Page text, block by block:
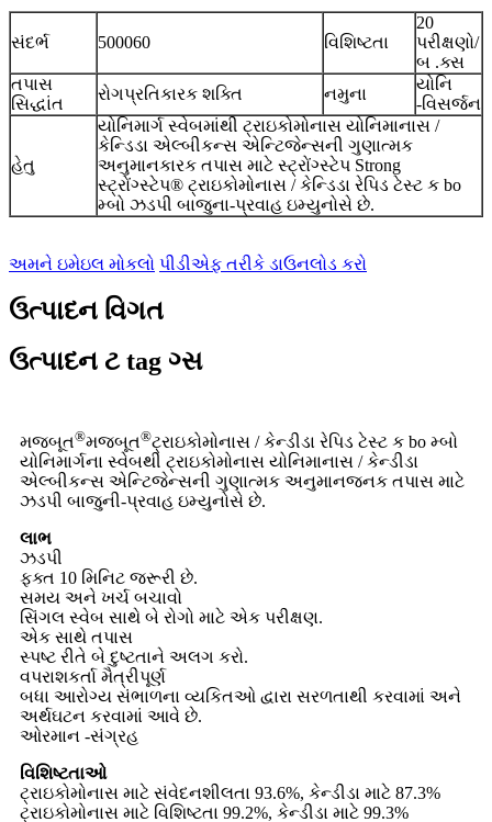
સંદર્ભ 500060 વિશિષ્ટતા
20
પરીક્ષણો/
બ .ક્સ
તપાસ
સિદ્ધાંત
રોગપ્રતિકારક શક્તિ નમુના
યોનિ
-વિસર્જન
હેતુ
યોનિમાર્ગ સ્વેબમાંથી ટ્રાઇકોમોનાસ યોનિમાનાસ /
કેન્ડિડા એલ્બીકન્સ એન્ટિજેન્સની ગુણાત્મક
અનુમાનકારક તપાસ માટે સ્ટ્રોંગ્સ્ટેપ Strong
સ્ટ્રોંગ્સ્ટેપ® ટ્રાઇકોમોનાસ / કેન્ડિડા રેપિડ ટેસ્ટ ક bo
મ્બો ઝડપી બાજુના-પ્રવાહ ઇમ્યુનોસે છે.
અમને ઇમેઇલ મોકલો પીડીએફ તરીકે ડાઉનલોડ કરો
ઉત્પાદન વિગત
ઉત્પાદન ટ tag ગ્સ
મજબૂત®મજબૂત®ટ્રાઇકોમોનાસ / કેન્ડીડા રેપિડ ટેસ્ટ ક bo મ્બો
યોનિમાર્ગના સ્વેબથી ટ્રાઇકોમોનાસ યોનિમાનાસ / કેન્ડીડા
એલ્બીકન્સ એન્ટિજેન્સની ગુણાત્મક અનુમાનજનક તપાસ માટે
ઝડપી બાજુની-પ્રવાહ ઇમ્યુનોસે છે.
લાભ
ઝડપી
ફક્ત 10 મિનિટ જરૂરી છે.
સમય અને ખર્ચ બચાવો
સિંગલ સ્વેબ સાથે બે રોગો માટે એક પરીક્ષણ.
એક સાથે તપાસ
સ્પષ્ટ રીતે બે દુષ્ટતાને અલગ કરો.
વપરાશકર્તા મૈત્રીપૂર્ણ
બધા આરોગ્ય સંભાળના વ્યકિતઓ દ્વારા સરળતાથી કરવામાં અને
અર્થઘટન કરવામાં આવે છે.
ઓરમાન -સંગ્રહ
વિશિષ્ટતાઓ
ટ્રાઇકોમોનાસ માટે સંવેદનશીલતા 93.6%, કેન્ડીડા માટે 87.3%
ટ્રાઇકોમોનાસ માટે વિશિષ્ટતા 99.2%, કેન્ડીડા માટે 99.3%